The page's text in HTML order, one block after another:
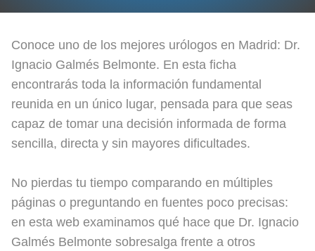
Conoce uno de los mejores urólogos en Madrid: Dr.
Ignacio Galmés Belmonte. En esta ficha
encontrarás toda la información fundamental
reunida en un único lugar, pensada para que seas
capaz de tomar una decisión informada de forma
sencilla, directa y sin mayores dificultades.
No pierdas tu tiempo comparando en múltiples
páginas o preguntando en fuentes poco precisas:
en esta web examinamos qué hace que Dr. Ignacio
Galmés Belmonte sobresalga frente a otros